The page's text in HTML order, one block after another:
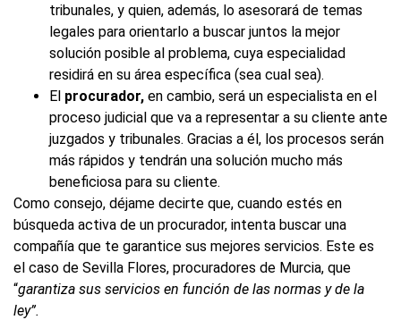
tribunales, y quien, además, lo asesorará de temas
legales para orientarlo a buscar juntos la mejor
solución posible al problema, cuya especialidad
residirá en su área específica (sea cual sea).
El procurador, en cambio, será un especialista en el
proceso judicial que va a representar a su cliente ante
juzgados y tribunales. Gracias a él, los procesos serán
más rápidos y tendrán una solución mucho más
beneficiosa para su cliente.
Como consejo, déjame decirte que, cuando estés en
búsqueda activa de un procurador, intenta buscar una
compañía que te garantice sus mejores servicios. Este es
el caso de Sevilla Flores, procuradores de Murcia, que
“garantiza sus servicios en función de las normas y de la
ley”.